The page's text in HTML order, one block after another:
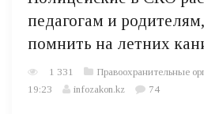
педагогам и
помнить на летних
1 331 Правоохранительные
19:23
infozakon.kz 74